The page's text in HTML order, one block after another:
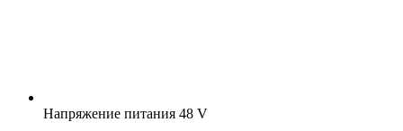
Напряжение питания 48 V